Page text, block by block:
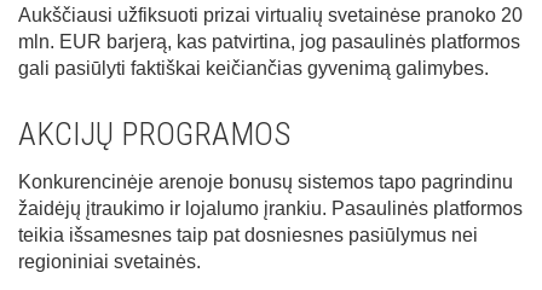
Aukščiausi užfiksuoti prizai virtualių svetainėse pranoko 20
mln. EUR barjerą, kas patvirtina, jog pasaulinės platformos
gali pasiūlyti faktiškai keičiančias gyvenimą galimybes.
AKCIJŲ PROGRAMOS
Konkurencinėje arenoje bonusų sistemos tapo pagrindinu
žaidėjų įtraukimo ir lojalumo įrankiu. Pasaulinės platformos
teikia išsamesnes taip pat dosniesnes pasiūlymus nei
regioniniai svetainės.